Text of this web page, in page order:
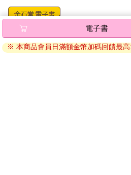
將儲存於會員中心→電子書服務
閱讀直接開啟閱讀。
線上閱讀：
電子書
※ 本商品會員日滿額金幣加碼回饋最